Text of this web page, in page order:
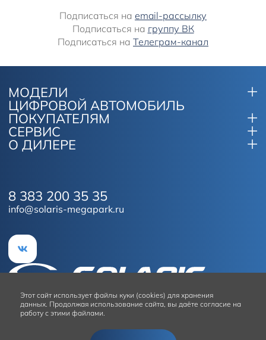
Подписаться на email-рассылку
Подписаться на группу ВК
Подписаться на Телеграм-канал
МОДЕЛИ
ЦИФРОВОЙ АВТОМОБИЛЬ
ПОКУПАТЕЛЯМ
СЕРВИС
О ДИЛЕРЕ
8 383 200 35 35
info@solaris-megapark.ru
Условия использования сайта
Этот сайт использует файлы куки (cookies) для хранения
данных. Продолжая использование сайта, вы даёте согласие на
работу с этими файлами.